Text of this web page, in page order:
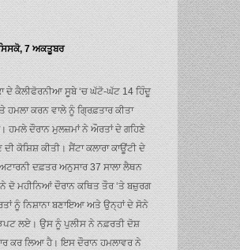
7 ਅਕਤੂਬਰ
ਦੇ ਕੈਲੀਫੋਰਨੀਆ ਸੂਬੇ ‘ਚ ਘੱਟੋ-ਘੱਟ 14 ਹਿੰਦੂ
ਹਮਲਾ ਕਰਨ ਵਾਲੇ ਨੂੰ ਗ੍ਰਿਫ਼ਤਾਰ ਕੀਤਾ
ਹਮਲੇ ਦੌਰਾਨ ਮੁਲਜ਼ਮਾਂ ਨੇ ਔਰਤਾਂ ਦੇ ਗਹਿਣੇ
ਦੀ ਕੋਸ਼ਿਸ਼ ਕੀਤੀ। ਸੈਂਟਾ ਕਲਾਰਾ ਕਾਊਂਟੀ ਦੇ
ਦਫ਼ਤਰ ਅਨੁਸਾਰ 37 ਸਾਲਾ ਲੈਥਨ
ਦੋ ਮਹੀਨਿਆਂ ਦੌਰਾਨ ਕਥਿਤ ਤੌਰ ‘ਤੇ ਬਜ਼ੁਰਗ
ਨੂੰ ਨਿਸ਼ਾਨਾ ਬਣਾਇਆ ਅਤੇ ਉਨ੍ਹਾਂ ਦੇ ਸੋਨੇ
ਲਏ। ਉਸ ਨੂੰ ਪੁਲੀਸ ਨੇ ਨਫ਼ਰਤੀ ਦੋਸ਼
ਕਰ ਲਿਆ ਹੈ। ਇਸ ਦੌਰਾਨ ਹਮਲਾਵਰ ਨੇ